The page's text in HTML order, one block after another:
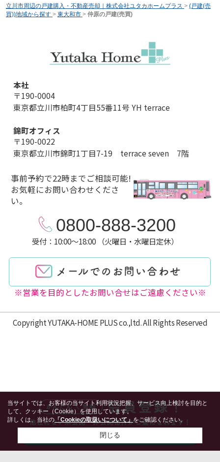
立川市周辺の戸建購入・不動産売却｜株式会社ユタカホームプラス > (戸建(売
買))地域から探す > 東大和市 > 仲原の戸建(売買)
本社
〒190-0004
東京都立川市柏町4丁目55番11号 YH terrace
錦町オフィス
〒190-0022
東京都立川市錦町1丁目7-19 terrace seven 7階
事前予約で22時までご相談可能!
お気軽にお問い合わせくださ
い。
0800-888-3200
受付：10:00～18:00 （火曜日・水曜日定休）
※営業を目的としたお問い合せはご遠慮ください※
Copyright YUTAKA-HOME PLUS co.,ltd. All Rights Reserved
当サイトでは、お客様の当サイト利用状況把握、サービス向上検討を目的と
して、クッキー（Cookie）を使用しています。
詳しくは、当社の「Cookieの取扱いについて」をご確認ください。
閉じる